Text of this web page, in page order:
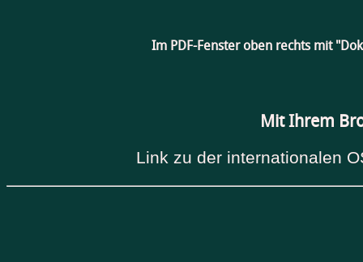
Im PDF-Fenster oben rechts mit
Mit Ihrem
Link zu der internationalen